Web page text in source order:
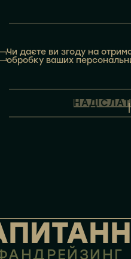
Чи даєте ви згоду на
обробку ваших